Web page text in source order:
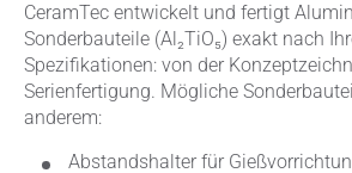
CeramTec entwickelt und fertigt
Sonderbauteile (Al₂TiO₅) exakt nach
Spezifikationen: von der
Serienfertigung. Mögliche
anderem:
Abstandshalter für